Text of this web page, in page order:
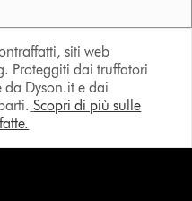
siti web
Proteggiti dai truffatori
da Dyson.it e dai
Scopri di più sulle